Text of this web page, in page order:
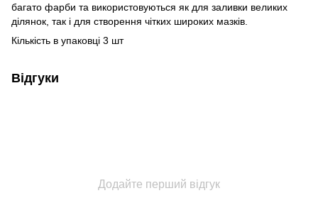
багато фарби та використовуються як для заливки великих
ділянок, так і для створення чітких широких мазків.
Кількість в упаковці 3 шт
Відгуки
Додайте перший відгук